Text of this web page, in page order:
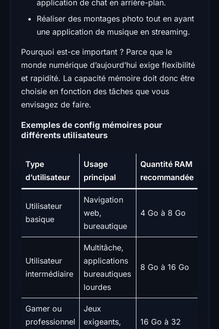
application de chat en arrière-plan.
Réaliser des montages photo tout en ayant
une application de musique en streaming.
Pourquoi est-ce important ? Parce que le
monde numérique d’aujourd’hui exige flexibilité
et rapidité. La capacité mémoire doit donc être
choisie en fonction des tâches que vous
envisagez de faire.
Exemples de config mémoires pour
différents utilisateurs
Type
d’utilisateur
Usage
principal
Quantité RAM
recommandée
Utilisateur
basique
Navigation
web,
bureautique
4 Go à 8 Go
Utilisateur
intermédiaire
Multitâche,
applications
bureautiques
lourdes
8 Go à 16 Go
Gamer ou
professionnel
Jeux
exigeants,
16 Go à 32